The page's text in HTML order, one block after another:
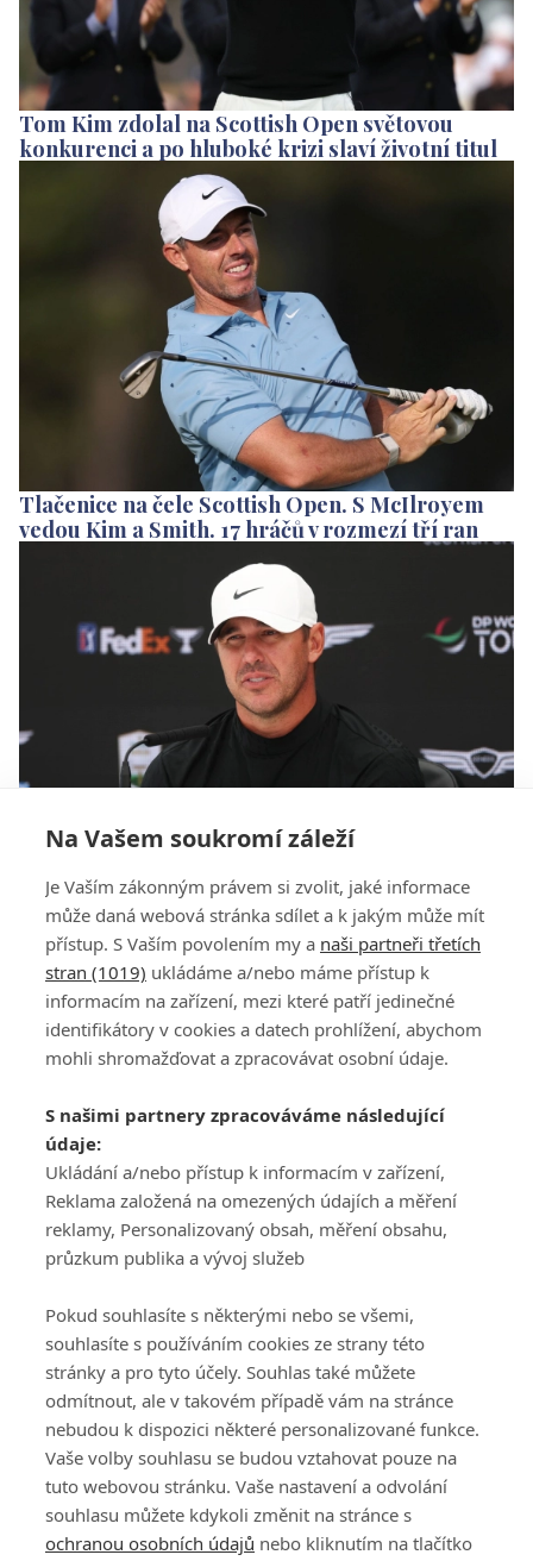
Na Vašem soukromí záleží
Je Vaším zákonným právem si zvolit, jaké informace
může daná webová stránka sdílet a k jakým může mít
přístup. S Vaším povolením my a naši partneři třetích
stran (1019) ukládáme a/nebo máme přístup k
informacím na zařízení, mezi které patří jedinečné
identifikátory v cookies a datech prohlížení, abychom
mohli shromažďovat a zpracovávat osobní údaje.
S našimi partnery zpracováváme následující
údaje:
Ukládání a/nebo přístup k informacím v zařízení,
Reklama založená na omezených údajích a měření
reklamy, Personalizovaný obsah, měření obsahu,
průzkum publika a vývoj služeb
Pokud souhlasíte s některými nebo se všemi,
souhlasíte s používáním cookies ze strany této
stránky a pro tyto účely. Souhlas také můžete
odmítnout, ale v takovém případě vám na stránce
nebudou k dispozici některé personalizované funkce.
Vaše volby souhlasu se budou vztahovat pouze na
tuto webovou stránku. Vaše nastavení a odvolání
souhlasu můžete kdykoli změnit na stránce s
ochranou osobních údajů nebo kliknutím na tlačítko
Tom Kim zdolal na Scottish Open světovou
konkurenci a po hluboké krizi slaví životní titul
Tlačenice na čele Scottish Open. S McIlroyem
vedou Kim a Smith. 17 hráčů v rozmezí tří ran
Koepka zmizel ze startovní listiny Scottish
Open. Ale já jsem tady, panikařil
Všeobecné obchodní
podmínky služby
GolfExtra.cz Premium
Podmínky zpracování
osobních údajů při
GolfExtra
Ceník GolfExtra.cz
Premium
Doporučené odkazy
ATV CZ, s.r.o.
140 00 Praha 4
Editor
Honza Fait
Obchod
Edita Hanušová